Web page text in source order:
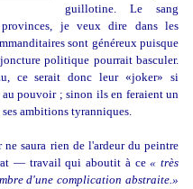
guillotine. Le sang
je veux dire dans les
sont généreux puisque
politique pourrait basculer.
ce serait donc leur «joker» si
au pouvoir ; sinon ils en feraient un
ambitions tyranniques.
ne saura rien de l'ardeur du peintre
— travail qui aboutit à ce« très
d'une complication abstraite.»